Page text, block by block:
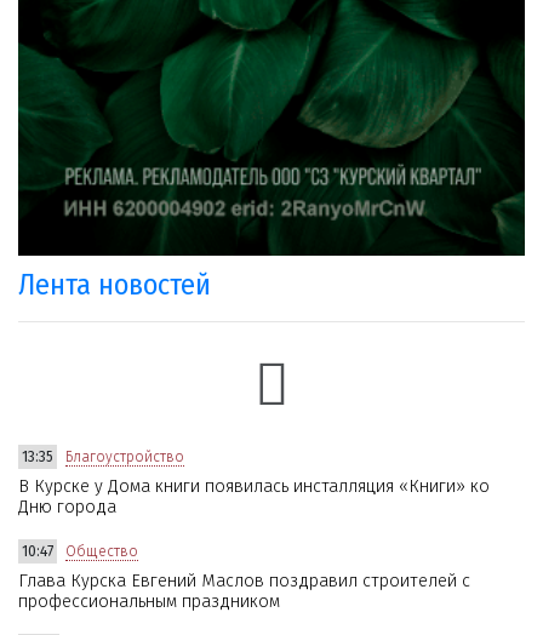
Лента новостей
13:35 Благоустройство
В Курске у Дома книги появилась инсталляция «Книги» ко
Дню города
10:47 Общество
Глава Курска Евгений Маслов поздравил строителей с
профессиональным праздником